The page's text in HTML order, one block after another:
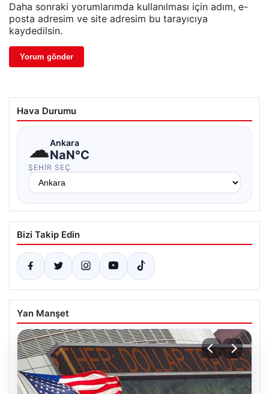
Daha sonraki yorumlarımda kullanılması için adım, e-
posta adresim ve site adresim bu tarayıcıya
kaydedilsin.
Hava Durumu
☁Ankara
NaN°C
ŞEHIR SEÇ
Bizi Takip Edin
Yan Manşet